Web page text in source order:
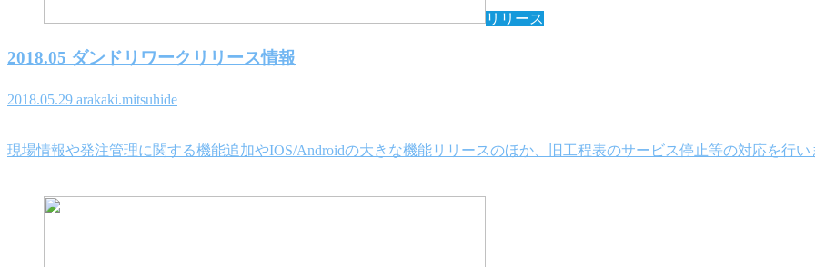
リリース
2018.05 ダンドリワークリリース情報
2018.05.29 arakaki.mitsuhide
現場情報や発注管理に関する機能追加やIOS/Androidの大きな機能リリースのほか、旧工程表のサービス停止等の対応を行い